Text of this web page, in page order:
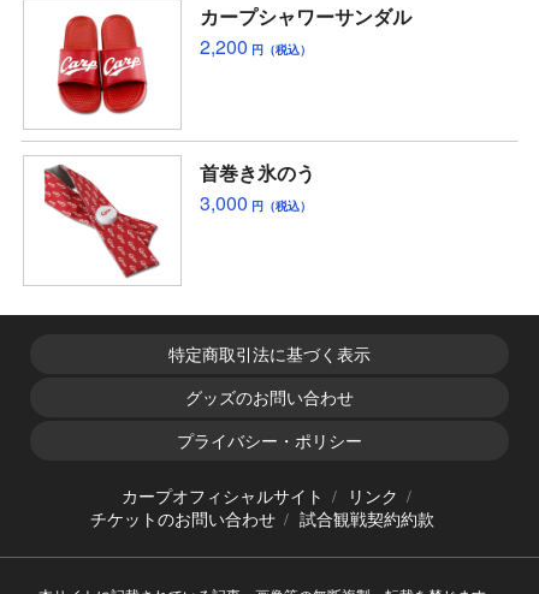
カープシャワーサンダル
2,200 円（税込）
首巻き氷のう
3,000 円（税込）
特定商取引法に基づく表示
グッズのお問い合わせ
プライバシー・ポリシー
カープオフィシャルサイト
リンク
チケットのお問い合わせ
試合観戦契約約款